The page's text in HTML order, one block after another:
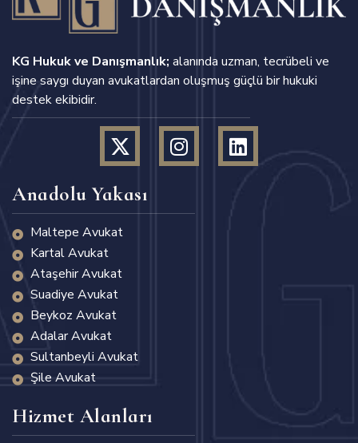
KG Hukuk ve Danışmanlık; alanında uzman, tecrübeli ve
işine saygı duyan avukatlardan oluşmuş güçlü bir hukuki
destek ekibidir.
Anadolu Yakası
Maltepe Avukat
Kartal Avukat
Ataşehir Avukat
Suadiye Avukat
Beykoz Avukat
Adalar Avukat
Sultanbeyli Avukat
Şile Avukat
Hizmet Alanları